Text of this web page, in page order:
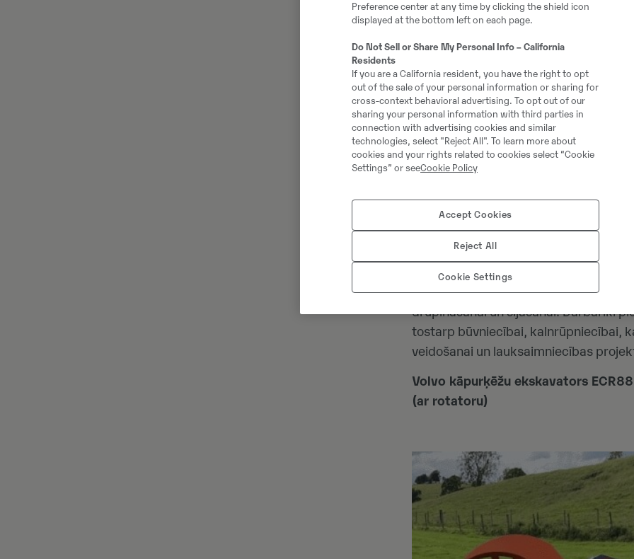
Volvo L180H riteņiekrāvējs viegli tiek
nodrošinot izcilu veiktspēju, optimālu
ekonomiju.
Līdz pat 15% lielāka degvielas
Ar Volvo L180H riteņiekrāvēju Jums
degvielas ekonomiju, pateicoties
OptiShift un sausā tipa stāvbremzi.
ALLU D-sērijas drupināšanas un
ALLU D-sērijas drupināšanas un
Tie paredzēti dažādu materiālu
drupināšanai un sijāšanai. Darbarīki
tostarp būvniecībai, kalnrūpniecībai,
veidošanai un lauksaimniecības
Volvo kāpurķēžu ekskavators
(ar rotatoru)
Preference center at any time by clicking the shield icon
displayed at the bottom left on each page.
Do Not Sell or Share My Personal Info – California
Residents
If you are a California resident, you have the right to opt
out of the sale of your personal information or sharing for
cross-context behavioral advertising. To opt out of our
sharing your personal information with third parties in
connection with advertising cookies and similar
technologies, select "Reject All". To learn more about
cookies and your rights related to cookies select “Cookie
Settings” or seeCookie Policy
Accept Cookies
Reject All
Cookie Settings